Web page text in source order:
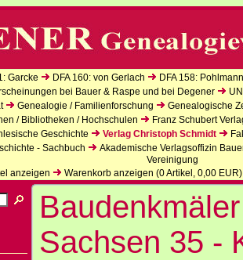
Garcke DFA 160: von Gerlach
DFA 158:
bei Bauer & Raspe und bei Degener
Genealogie / Familienforschung
Genealogische
/ Bibliotheken / Hochschulen
Franz Schubert
Geschichte Verlag Christoph Schmidt
- Sachbuch
Akademische Verlagsoffizin
Vereinigung
anzeigen
Warenkorb anzeigen (0Artikel, 0,00 EUR)
Sachsen 35 -